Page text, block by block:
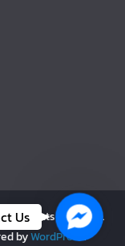
. All rights reserved.
byWordPress.
Us